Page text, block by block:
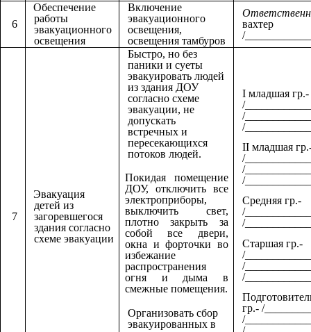
6
Обеспечение
работы
эвакуационного
освещения
Включение
эвакуационного
освещения,
освещения тамбуров
вахтер
/
7
Эвакуация
детей из
загоревшегося
здания согласно
схеме эвакуации
Быстро, но без
паники и суеты
эвакуировать людей
из здания ДОУ
согласно схеме
эвакуации, не
допускать
встречных и
пересекающихся
потоков людей.
Покидая помещение
ДОУ, отключить все
электроприборы,
выключить свет,
плотно закрыть за
собой все двери,
окна и форточки во
избежание
распространения
огня и дыма в
смежные помещения.
Организовать сбор
эвакуированных в
I младшая гр.-
/
/
/
II младшая
/
/
/
Средняя гр.-
/
/
Старшая гр.-
/
/
/
гр.- /
/